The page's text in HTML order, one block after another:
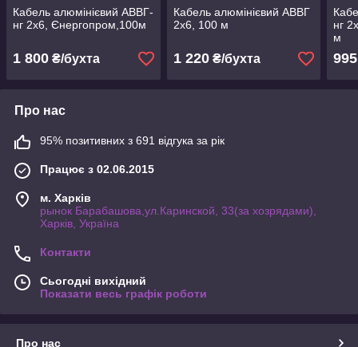
Кабель алюмінієвий АВВГ-
нг 2х6, Єнергопром,100м
1 800 ₴/бухта
Кабель алюмінієвий АВВГ
2х6, 100 м
1 220₴/бухта
нг
м
995
Про нас
95% позитивних з 691 відгука за рік
Працює з 02.06.2015
м. Харків
рынок Барабашова,ул.Каринской, 33(за хозрядами),
Харків, Україна
Контакти
Сьогодні вихідний
Показати весь графік роботи
Про нас